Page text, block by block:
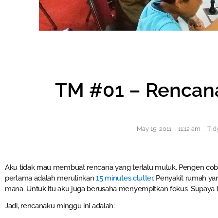
TM #01 –
May 15, 2011 , 11:12 am ,
Aku tidak mau membuat rencana yang terlalu muluk. Pengen
pertama adalah merutinkan15 minutes clutter. Penyakit rumah
mana. Untuk itu aku juga berusaha menyempitkan fokus. Supaya
Jadi, rencanaku minggu ini adalah: